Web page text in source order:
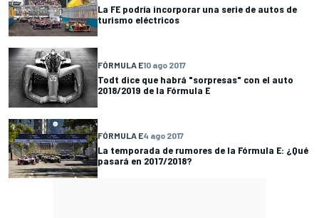
La FE podría incorporar una serie de autos de
turismo eléctricos
FÓRMULA E10 ago 2017
Todt dice que habrá "sorpresas" con el auto
2018/2019 de la Fórmula E
FÓRMULA E4 ago 2017
La temporada de rumores de la Fórmula E: ¿Qué
pasará en 2017/2018?